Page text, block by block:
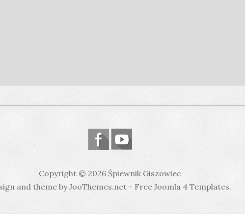
Copyright © 2026 Śpiewnik Giszowiec
and theme by JooThemes.net - Free Joomla 4 Templates.